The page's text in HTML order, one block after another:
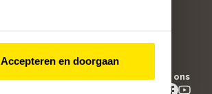
Accepteren en doorgaan
Volg ons